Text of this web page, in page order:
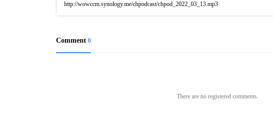
http://wowccm.synology.me/chpodcast/chpod_2022_03_13.mp3
Comment0
There are no registered comments.